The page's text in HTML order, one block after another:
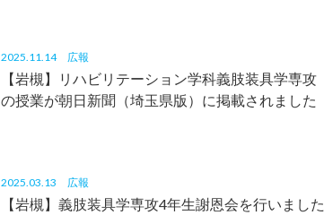
2025.11.14 広報
【岩槻】リハビリテーション学科義肢装具学専攻
の授業が朝日新聞（埼玉県版）に掲載されました
2025.03.13 広報
【岩槻】義肢装具学専攻4年生謝恩会を行いました